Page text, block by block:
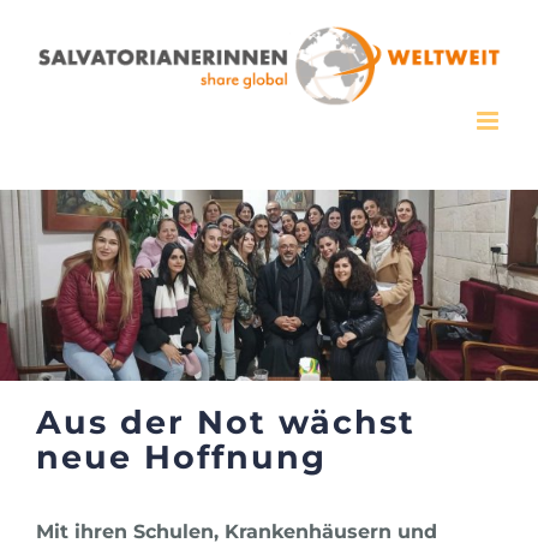
Inhalt
Aus der Not wächst
neue Hoffnung
Mit ihren Schulen, Krankenhäusern und